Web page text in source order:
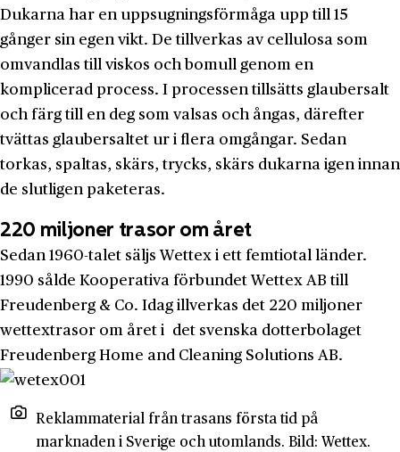
Dukarna har en uppsugningsförmåga upp till 15
gånger sin egen vikt. De tillverkas av cellulosa som
omvandlas till viskos och bomull genom en
komplicerad process. I processen tillsätts glaubersalt
och färg till en deg som valsas och ångas, därefter
tvättas glaubersaltet ur i flera omgångar. Sedan
torkas, spaltas, skärs, trycks, skärs dukarna igen innan
de slutligen paketeras.
220 miljoner trasor om året
Sedan 1960-talet säljs Wettex i ett femtiotal länder.
1990 sålde Kooperativa förbundet Wettex AB till
Freudenberg & Co. Idag illverkas det 220 miljoner
wettextrasor om året i det svenska dotterbolaget
Freudenberg Home and Cleaning Solutions AB.
Reklammaterial från trasans första tid på
marknaden i Sverige och utomlands. Bild: Wettex.